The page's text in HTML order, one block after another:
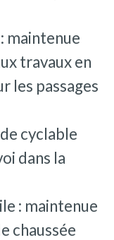
maintenue
travaux en
les passages
cyclable
dans la
: maintenue
chaussée